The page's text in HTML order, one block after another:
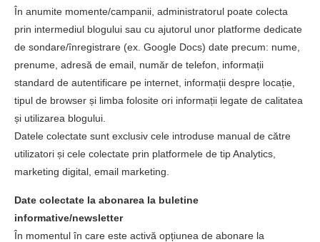
În anumite momente/campanii, administratorul poate colecta
prin intermediul blogului sau cu ajutorul unor platforme dedicate
de sondare/înregistrare (ex. Google Docs) date precum: nume,
prenume, adresă de email, număr de telefon, informații
standard de autentificare pe internet, informații despre locație,
tipul de browser și limba folosite ori informații legate de calitatea
și utilizarea blogului.
Datele colectate sunt exclusiv cele introduse manual de către
utilizatori și cele colectate prin platformele de tip Analytics,
marketing digital, email marketing.
Date colectate la abonarea la buletine
informative/newsletter
În momentul în care este activă opțiunea de abonare la